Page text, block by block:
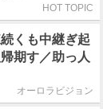
HOT TOPIC
くも中継ぎ起
期す／助っ人
オーロラビジョン